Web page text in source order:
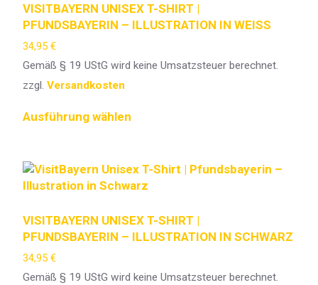
VISITBAYERN UNISEX T-SHIRT |
PFUNDSBAYERIN – ILLUSTRATION IN WEISS
34,95 €
Gemäß § 19 UStG wird keine Umsatzsteuer berechnet.
zzgl. Versandkosten
Ausführung wählen
VISITBAYERN UNISEX T-SHIRT |
PFUNDSBAYERIN – ILLUSTRATION IN SCHWARZ
34,95 €
Gemäß § 19 UStG wird keine Umsatzsteuer berechnet.